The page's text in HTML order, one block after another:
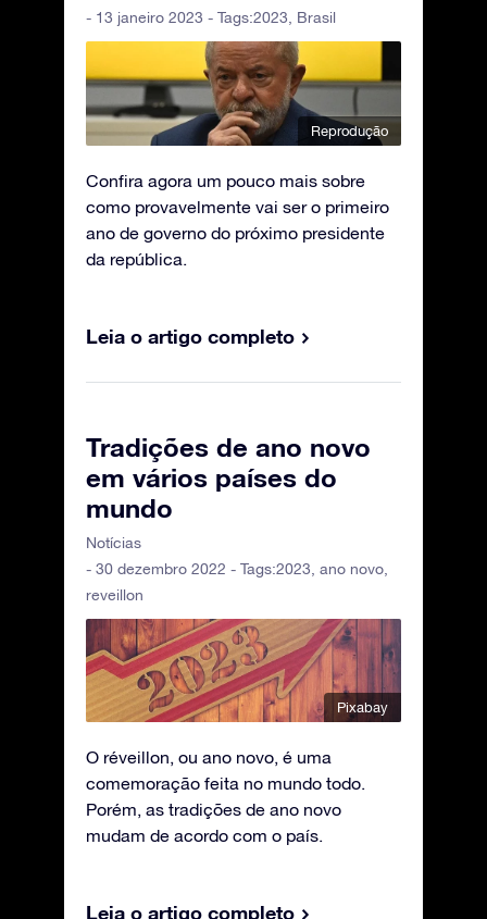
- 13 janeiro 2023 - Tags:2023 Brasil
Reprodução
Confira agora um pouco mais sobre
como provavelmente vai ser o primeiro
ano de governo do próximo presidente
da república.
Leia o artigo completo
Tradições de ano novo
em vários países do
mundo
Notícias
- 30 dezembro 2022 - Tags:2023 ano novo
reveillon
Pixabay
O réveillon, ou ano novo, é uma
comemoração feita no mundo todo.
Porém, as tradições de ano novo
mudam de acordo com o país.
Leia o artigo completo